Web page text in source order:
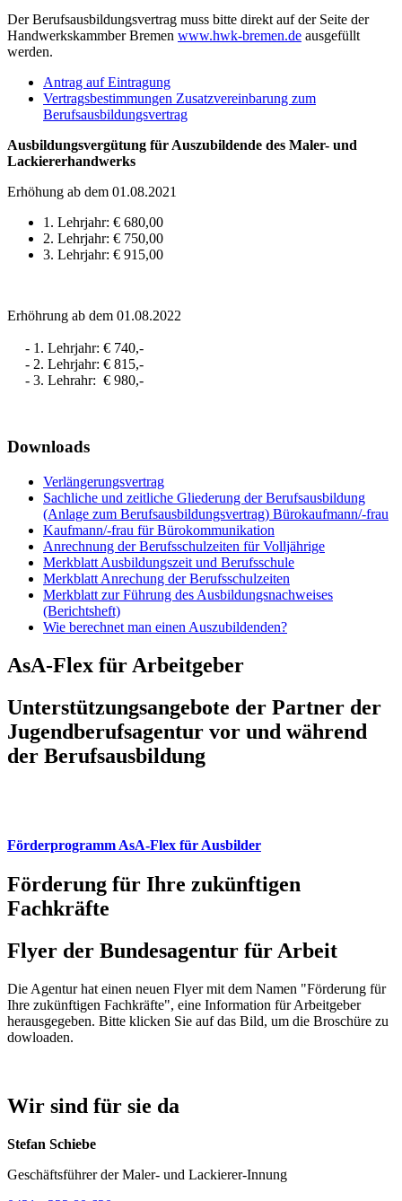
Der Berufsausbildungsvertrag muss bitte direkt auf der Seite der
Handwerkskammber Bremen www.hwk-bremen.de ausgefüllt
werden.
Antrag auf Eintragung
Vertragsbestimmungen Zusatzvereinbarung zum
Berufsausbildungsvertrag
Ausbildungsvergütung für Auszubildende des Maler- und
Lackiererhandwerks
Erhöhung ab dem 01.08.2021
1. Lehrjahr: € 680,00
2. Lehrjahr: € 750,00
3. Lehrjahr: € 915,00
Erhöhrung ab dem 01.08.2022
- 1. Lehrjahr: € 740,-
- 2. Lehrjahr: € 815,-
- 3. Lehrahr: € 980,-
Downloads
Verlängerungsvertrag
Sachliche und zeitliche Gliederung der Berufsausbildung
(Anlage zum Berufsausbildungsvertrag) Bürokaufmann/-frau
Kaufmann/-frau für Bürokommunikation
Anrechnung der Berufsschulzeiten für Volljährige
Merkblatt Ausbildungszeit und Berufsschule
Merkblatt Anrechung der Berufsschulzeiten
Merkblatt zur Führung des Ausbildungsnachweises
(Berichtsheft)
Wie berechnet man einen Auszubildenden?
AsA-Flex für Arbeitgeber
Unterstützungsangebote der Partner der
Jugendberufsagentur vor und während
der Berufsausbildung
Förderprogramm AsA-Flex für Ausbilder
Förderung für Ihre zukünftigen
Fachkräfte
Flyer der Bundesagentur für Arbeit
Die Agentur hat einen neuen Flyer mit dem Namen "Förderung für
Ihre zukünftigen Fachkräfte", eine Information für Arbeitgeber
herausgegeben. Bitte klicken Sie auf das Bild, um die Broschüre zu
dowloaden.
Wir sind für sie da
Stefan Schiebe
Geschäftsführer der Maler- und Lackierer-Innung